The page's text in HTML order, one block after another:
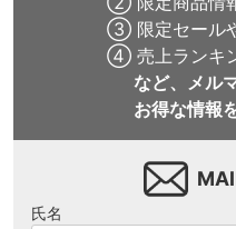
③ 限定セール
④ 売上ランキ
など、メル
お得な情報
氏名